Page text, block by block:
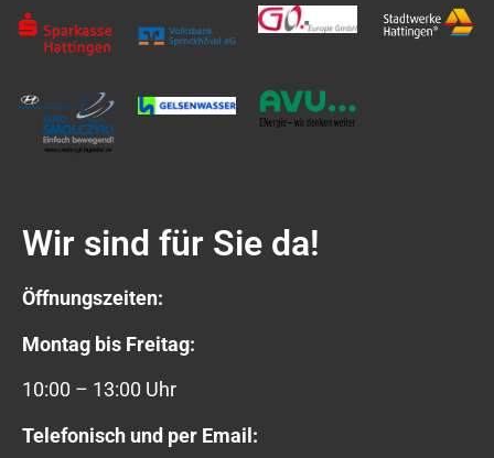
Wir sind für Sie da!
Öffnungszeiten:
Montag bis Freitag:
10:00 – 13:00 Uhr
Telefonisch und per Email: